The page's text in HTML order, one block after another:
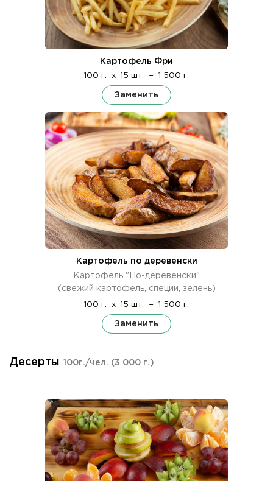
Картофель Фри
100 г. x 15 шт. = 1 500 г.
Заменить
Картофель по деревенски
Картофель "По-деревенски"
(свежий картофель, специи, зелень)
100 г. x 15 шт. = 1 500 г.
Заменить
Десерты 100г./чел. (3 000 г.)